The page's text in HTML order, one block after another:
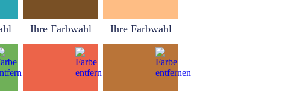
Ihre Farbwahl Ihre Farbwahl